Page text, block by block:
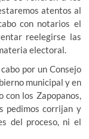
atentos al
con notarios el
reelegirse las
electoral.
por un Consejo
municipal y en
con los Zapopanos,
pedimos corrijan y
del proceso, ni el